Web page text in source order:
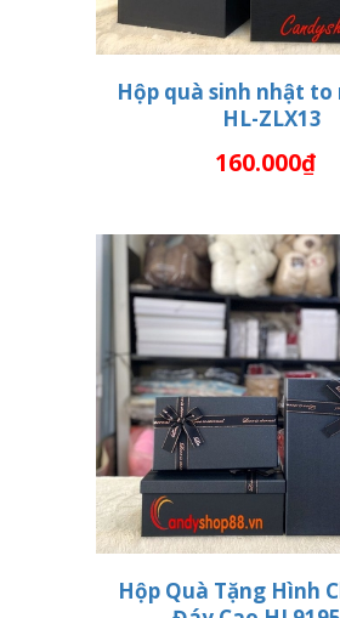
THÊM VÀO GIỎ
Hộp quà sinh nhật to
HL-ZLX13
160.000₫
Hộp Quà Tặng Hình